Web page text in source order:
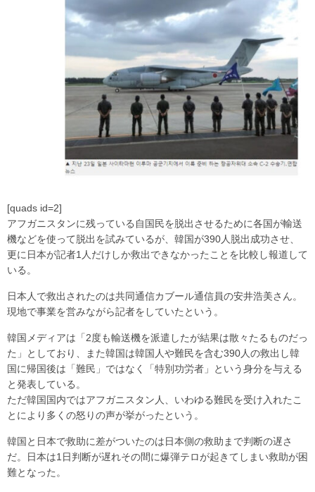
[quads id=2]
アフガニスタンに残っている自国民を脱出させるために各国が輸送
機などを使って脱出を試みているが、韓国が390人脱出成功させ、
更に日本が記者1人だけしか救出できなかったことを比較し報道して
いる。
日本人で救出されたのは共同通信カブール通信員の安井浩美さん。
現地で事業を営みながら記者をしていたという。
韓国メディアは「2度も輸送機を派遣したが結果は散々たるものだっ
た」としており、また韓国は韓国人や難民を含む390人の救出し韓
国に帰国後は「難民」ではなく「特別功労者」という身分を与える
と発表している。
ただ韓国国内ではアフガニスタン人、いわゆる難民を受け入れたこ
とにより多くの怒りの声が挙がったという。
韓国と日本で救助に差がついたのは日本側の救助まで判断の遅さ
だ。日本は1日判断が遅れその間に爆弾テロが起きてしまい救助が困
難となった。